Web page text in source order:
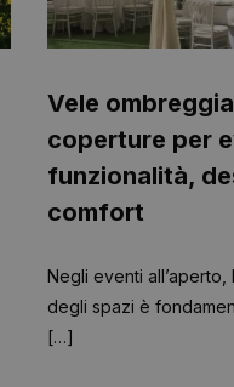
Vele
coperture per
funzionalità,
comfort
Negli eventi all’aperto,
degli spazi è
[…]